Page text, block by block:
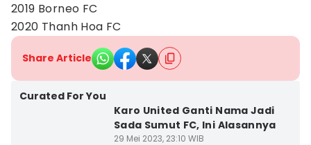
2019 Borneo FC
2020 Thanh Hoa FC
Share Article
Curated For You
Karo United Ganti Nama Jadi
Sada Sumut FC, Ini Alasannya
29 Mei 2023, 23:10 WIB